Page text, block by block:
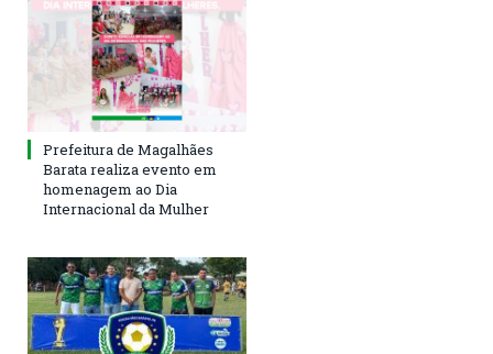
Prefeitura de Magalhães
Barata realiza evento em
homenagem ao Dia
Internacional da Mulher